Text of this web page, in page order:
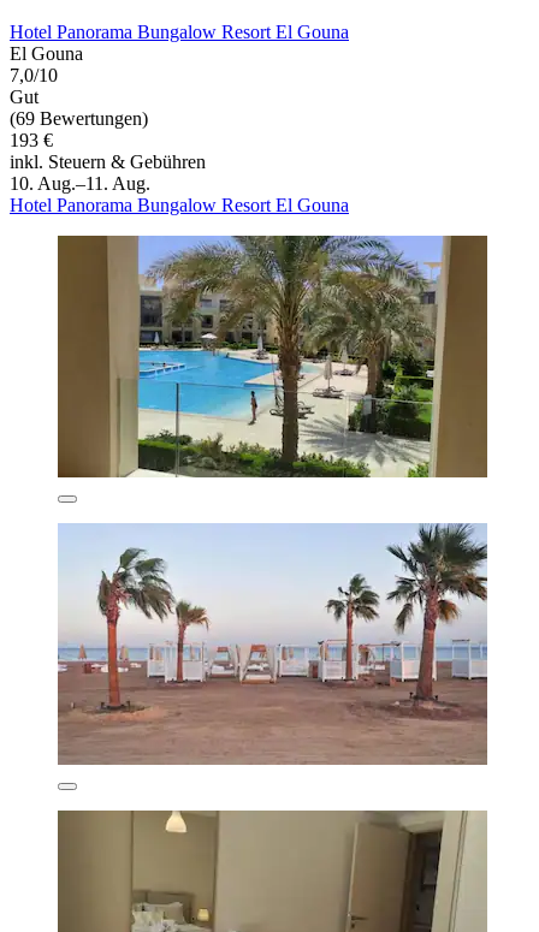
Hotel Panorama Bungalow Resort El Gouna
El Gouna
7,0/10
Gut
(69 Bewertungen)
193 €
inkl. Steuern & Gebühren
10. Aug.–11. Aug.
Hotel Panorama Bungalow Resort El Gouna